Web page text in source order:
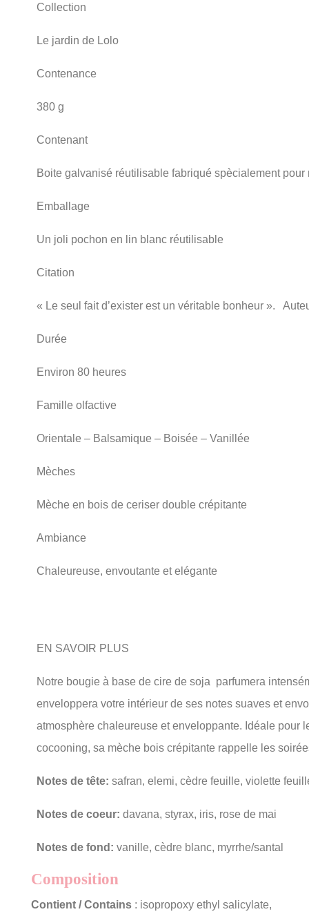
Collection
Le jardin de Lolo
Contenance
380 g
Contenant
Boite galvanisé réutilisable fabriqué spècialement pour
Emballage
Un joli pochon en lin blanc réutilisable
Citation
« Le seul fait d’exister est un véritable bonheur ».
Durée
Environ 80 heures
Famille olfactive
Orientale – Balsamique – Boisée – Vanillée
Mèches
Mèche en bois de ceriser double crépitante
Ambiance
Chaleureuse, envoutante et elégante
EN SAVOIR PLUS
Notre bougie à base de cire de soja parfumera
enveloppera votre intérieur de ses notes suaves et
atmosphère chaleureuse et enveloppante. Idéale pour
cocooning, sa mèche bois crépitante rappelle les
Notes de tête: safran, elemi, cèdre feuille, violette
Notes de coeur: davana, styrax, iris, rose de mai
Notes de fond: vanille, cèdre blanc, myrrhe/santal
Composition
Contient / Contains: isopropoxy ethyl salicylate,